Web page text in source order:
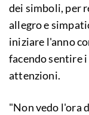
dei simboli, per
allegro e
iniziare l'anno
facendo sentire
attenzioni.
"Non vedo l'ora